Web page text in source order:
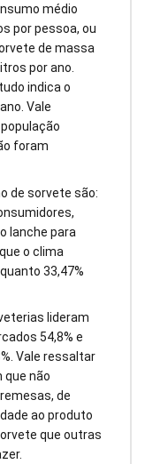
médio
por pessoa, ou
de massa
por ano.
indica o
Vale
foram
de sorvete são:
lanche para
o clima
33,47%
lideram
54,8% e
Vale ressaltar
que não
de
ao produto
que outras